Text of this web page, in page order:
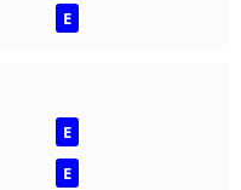
E
E
E